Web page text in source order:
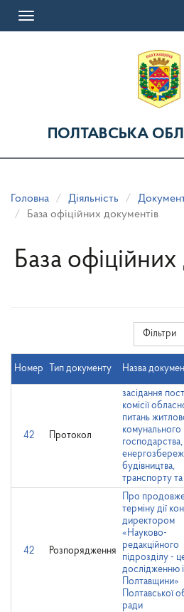
Toggle
ПОЛТАВСЬКА
Головна Діяльність
База офіційних документів
База
Фільтри
Номер Тип документу Назва
42 Протокол
засідання
комісії
питань
комунального
господарства,
будівництва,
транспорту та
42 Розпорядження
Про
терміну дії
директором
«Науково-
редакційного
підрозділу -
дослідженню
Полтавщини»
Полтавської
ради